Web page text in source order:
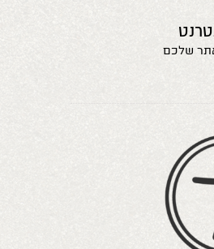
שלכם